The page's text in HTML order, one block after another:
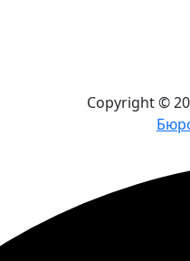
Copyright ©